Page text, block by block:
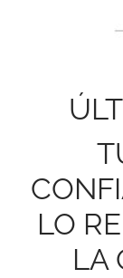
LO
LA